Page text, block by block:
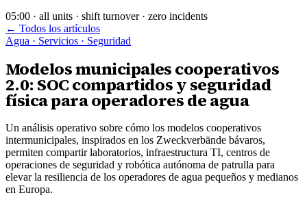
05:00 · all units · shift turnover · zero incidents
← Todos los artículos
Agua · Servicios · Seguridad
Modelos municipales cooperativos
2.0: SOC compartidos y seguridad
física para operadores de agua
Un análisis operativo sobre cómo los modelos cooperativos
intermunicipales, inspirados en los Zweckverbände bávaros,
permiten compartir laboratorios, infraestructura TI, centros de
operaciones de seguridad y robótica autónoma de patrulla para
elevar la resiliencia de los operadores de agua pequeños y medianos
en Europa.